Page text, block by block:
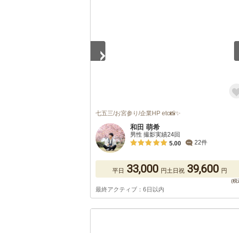
七五三/お宮参り/企業HP etc📸✨
和田 萌希
男性 撮影実績24回
5.00
22件
平日 33,000 円土日祝 39,600 円
最終アクティブ：6日以内